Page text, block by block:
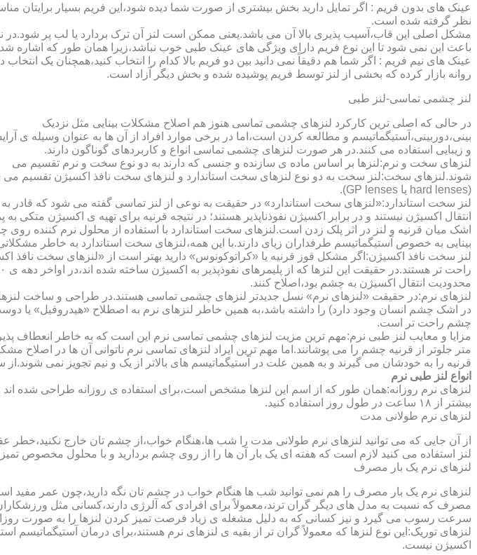
عینک های بدون فریم : اگر تمایل دارید بخش بیشتری از صورت شما دیده شود،این فریم بسیار برایتان
نظر گرفته شده است.
مشکل اصلی این قاب،آسیب پذیری بالا آن می باشد.یعنی ممکن است لنز آن ترک بردارد یا لب پر
باعث این نمی شود تا این نوع فریم دارای ویژگی های عینک طبی خوب نباشد،زیرا همان طور که اشاره
عینک های نیم فریم : اگر شما هم دقیقاً نمی دانید بین دو فریم بالا کدام را انتخاب کنید،همچنان یک
روانه بازار کرده که بخشی از لنز توسط فریم پوشیده شده و بخش دیگر آزاد است.
لنز چشمی تماسی-لنز طبی
در حالی که اصلی ترین کارکرد لنزهای چشمی تماسی هنوز هم اصلاح مشکلات بینایی مثل نزدیک
بینی،دوربینی،آستیگماتیسم و مطالعه کردن است،اما در برخی موارد افراد از آن ها به عنوان وسیله ی
و زیبایی استفاده می کنند.در هر صورت لنزهای چشمی تماسی انواع و کاربردهای گوناگون دارند.
لنزهای سخت و نرم:لنزها بر اساس ماده ی سازنده و جنسی که دارند به دو نوع سخت و نرم تقسیم می
شوند.لنزهای سخت:لنز سخت به دو نوع لنزهای سخت استاندارد و لنزهای سخت نافذ اکسیژن تقسیم می
(hard lenses یا GP lenses).
لنز سخت استاندارد:«لنزهای سخت استاندارد» در حقیقت به نوعی از لنز تماسی گفته می شود که قادر به
انتقال اکسیژن نیستند و در برابر اکسیژن نفوذناپذیر هستند؛ در نتیجه قرنیه برای تهیه ی اکسیژن متکی به
اشک میان قرنیه و لنز در اثر پلک زدن است.لنزهای سخت استاندارد با استفاده از محلول نرم کننده
بینایی به خصوص آستیگماتیسم طرفداران زیای دارند.با این همه،لنزهای سخت استاندارد به خاطر
لنز سخت نافذ اکسیژن:اگر مشکل قوز قرنیه یا «کراتوکونوس» دارید بهتر است از «لنزهای سخت نافذ
محدودیت انتقال اکسیژن به چشم بود،اصلاح کنند.
لنزهای نرم:در حقیقت «لنزهای نرم» نسل جدیدتر لنزهای چشمی تماسی هستند.در طراحی و ساخت
در اشک چشم انسان وجود دارد) را داشته باشد،به همین خاطر لنزهای نرم به اصطلاح «هیدروفیل» یا
چشم راحت تر است.
مزایا و معایب لنز طبی نرم:مهم ترین مزیت لنزهای چشمی تماسی نرم این است که به خاطر انعطاف
متر جلوتر از قرنیه چشم را می پوشانند.اما مهم ترین ایراد لنزهای تماسی نرم ناتوانی آن ها در
قرنیه را به خودشان می گیرند و به همین علت در آستیگماتیسم های بالاتر از یک و نیم تجویز نمی
انواع لنز طبی نرم
لنزهای نرم روزانه:همان طور که از اسم این لنزها مشخص است،برای استفاده ی روزانه طراحی شده اند
بیشتر از ۱۸ ساعت در طول روز استفاده کنید.
لنزهای نرم طولانی مدت
از آن جایی که می توانید لنزهای نرم طولانی مدت را شب ها،هنگام خواب،از چشم تان خارج نکنید،خطر
لنز استفاده می کنید لازم است که هفته ای یک بار آن ها را از روی چشم بردارید و با محلول مخصوص
لنزهای نرم یک بار مصرف
لنزهای نرم یک بار مصرف را هم نمی توانید شب ها هنگام خواب در چشم تان نگه دارید،چون عمر مفید
مصرف که نسبت به مدل های دیگر گران ترند،معمولاً برای افرادی که آلرژی دارند،کسانی مثل
سرعت رسوب می گیرد و نیز کسانی که به دلیل مشغله ی زیاد فرصت تمیز کردن لنزها را به صورت
لنزهای توریک:این نوع لنزها که معمولاً گران تر از بقیه ی لنزهای نرم هستند،برای درمان آستیگماتیسم
اکسیژن نیست.